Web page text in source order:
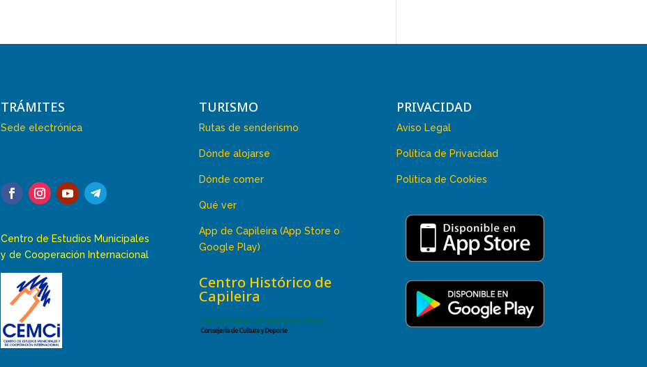
TRÁMITES
Sede electrónica
Centro de Estudios Municipales
y de Cooperación Internacional
TURISMO
Rutas de senderismo
Dónde alojarse
Dónde comer
Qué ver
App de Capileira (App Store o
Google Play)
Centro Histórico de
Capileira
PRIVACIDAD
Aviso Legal
Política de Privacidad
Política de Cookies